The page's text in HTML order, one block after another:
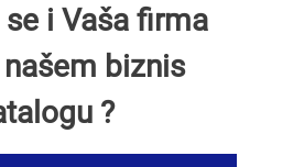
i Vaša firma
biznis
?